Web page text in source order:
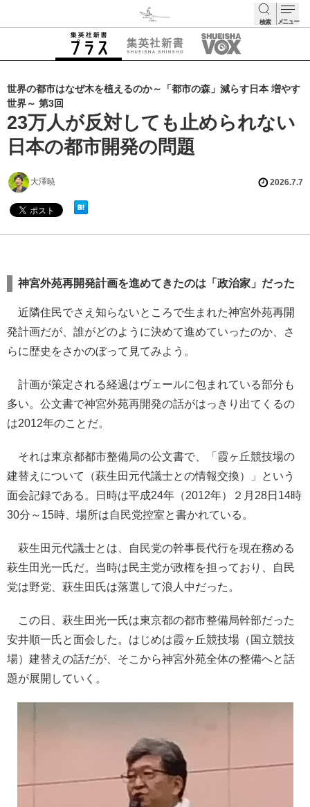
検索 メニュー
世界の都市はなぜ木を植えるのか～「都市の森」減らす日本 増やす
世界～ 第3回
23万人が反対しても止められない
日本の都市開発の問題
大澤暁 2026.7.7
神宮外苑再開発計画を進めてきたのは「政治家」だった
近隣住民でさえ知らないところで生まれた神宮外苑再開
発計画だが、誰がどのように決めて進めていったのか、さ
らに歴史をさかのぼって見てみよう。
計画が策定される経過はヴェールに包まれている部分も
多い。公文書で神宮外苑再開発の話がはっきり出てくるの
は2012年のことだ。
それは東京都都市整備局の公文書で、「霞ヶ丘競技場の
建替えについて（萩生田元代議士との情報交換）」という
面会記録である。日時は平成24年（2012年）２月28日14時
30分～15時、場所は自民党控室と書かれている。
萩生田元代議士とは、自民党の幹事長代行を現在務める
萩生田光一氏だ。当時は民主党が政権を担っており、自民
党は野党、萩生田氏は落選して浪人中だった。
この日、萩生田光一氏は東京都の都市整備局幹部だった
安井順一氏と面会した。はじめは霞ヶ丘競技場（国立競技
場）建替えの話だが、そこから神宮外苑全体の整備へと話
題が展開していく。